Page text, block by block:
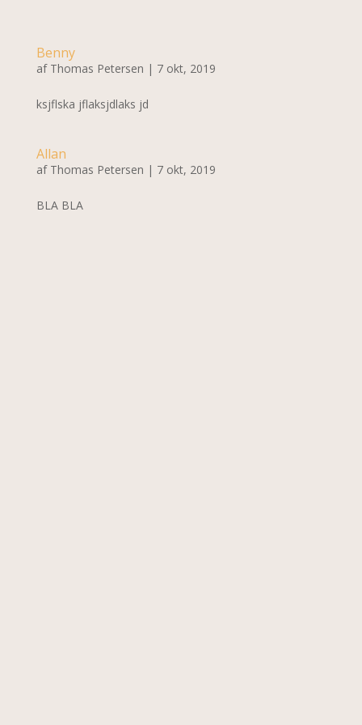
Benny
af Thomas Petersen | 7 okt, 2019
ksjflska jflaksjdlaks jd
Allan
af Thomas Petersen | 7 okt, 2019
BLA BLA